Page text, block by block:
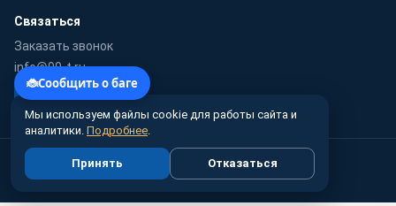
Связаться
Заказать звонок
info@99-t.ru
WhatsApp
© 2010–2026 99-t.ru · Гидромаш-Урал — поставка насосного
оборудования по России
Мы используем файлы cookie для работы сайта и
аналитики. Подробнее.
Принять Отказаться